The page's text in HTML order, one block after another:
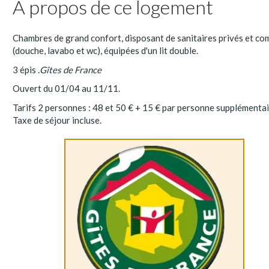
A propos de ce logement
Chambres de grand confort, disposant de sanitaires privés et
(douche, lavabo et wc), équipées d'un lit double.
3 épis .Gîtes de France
Ouvert du 01/04 au 11/11.
Tarifs 2 personnes : 48 et 50 € + 15 € par personne
Taxe de séjour incluse.